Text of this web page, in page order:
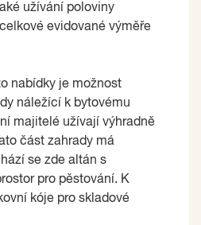
užívání poloviny
evidované výměře
nabídky je možnost
náležící k bytovému
majitelé užívají výhradně
část zahrady má
se zde altán s
pro pěstování. K
kóje pro skladové